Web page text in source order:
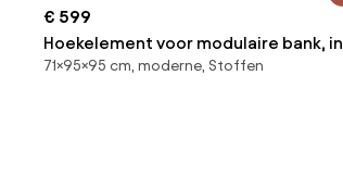
€ 599
Hoekelement voor modulaire bank, in
ribfluweel, Seven
71×95×95 cm, moderne, Stoffen